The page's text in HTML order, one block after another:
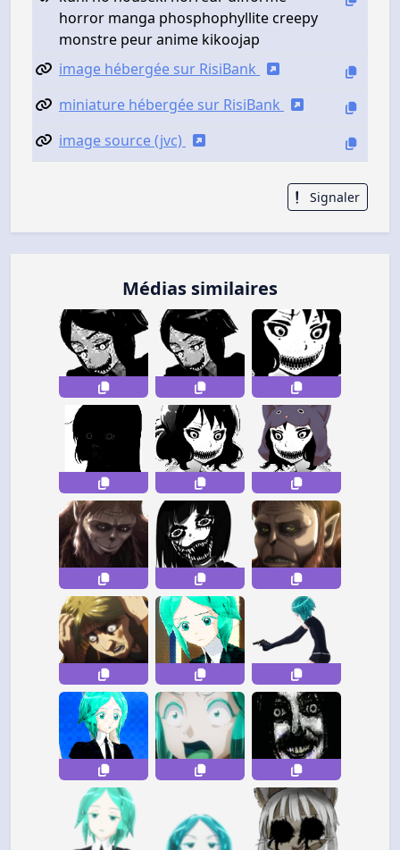
horror manga phosphophyllite creepy
monstre peur anime kikoojap
image hébergée sur RisiBank
miniature hébergée sur RisiBank
image source (jvc)
Signaler
Médias similaires